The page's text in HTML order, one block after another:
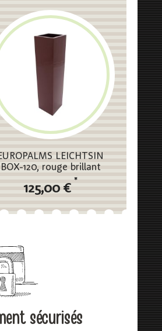
LEICHTSIN
BOX-120, rouge brillant
125,00 €
*
sécurisés